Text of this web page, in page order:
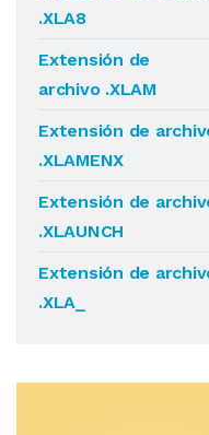
.XLA8
Extensión de
archivo .XLAM
Extensión de
.XLAMENX
Extensión de
.XLAUNCH
Extensión de
.XLA_